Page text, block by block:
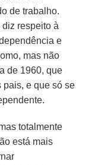
de trabalho.
respeito à
e
mas não
de 1960, que
pais, e que só se
totalmente
está mais